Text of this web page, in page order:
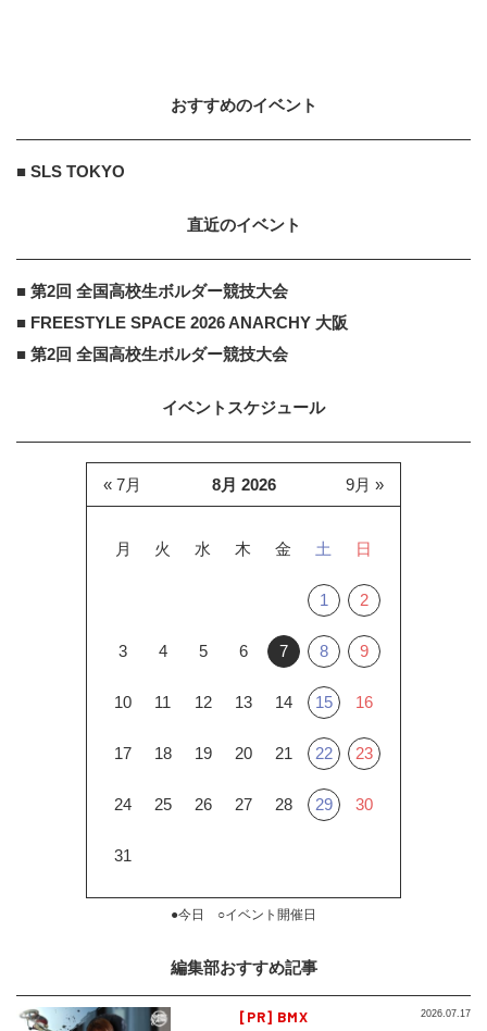
おすすめのイベント
■ SLS TOKYO
直近のイベント
■ 第2回 全国高校生ボルダー競技大会
■ FREESTYLE SPACE 2026 ANARCHY 大阪
■ 第2回 全国高校生ボルダー競技大会
イベントスケジュール
8月 2026
月 火 水 木 金 土 日
1 2
3 4 5 6 7 8 9
10 11 12 13 14 15 16
17 18 19 20 21 22 23
24 25 26 27 28 29 30
31
« 7月 9月 »
●今日 ○イベント開催日
編集部おすすめ記事
[PR] BMX 2026.07.17